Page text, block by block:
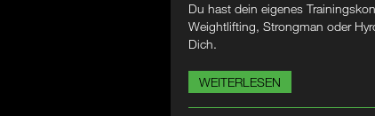
Du hast dein eigenes
Weightlifting, Strongman oder
Dich.
WEITERLESEN